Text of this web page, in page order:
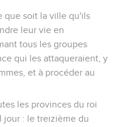
que soit la ville qu'ils
leur vie en
tous les groupes
qui les attaqueraient, y
et à procéder au
les provinces du roi
jour : le treizième du